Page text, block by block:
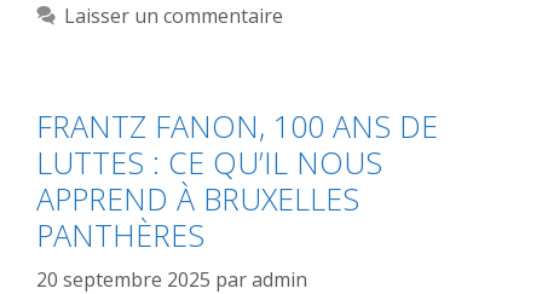
Laisser un commentaire
FRANTZ FANON, 100 ANS DE
LUTTES : CE QU’IL NOUS
APPREND À BRUXELLES
PANTHÈRES
20 septembre 2025 paradmin